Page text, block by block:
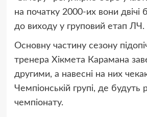
на початку 2000-их вони двічі
до виходу у груповий етап ЛЧ.
Основну частину сезону
тренера Хікмета Карамана
другими, а навесні на них
Чемпіонській групі, де будуть
чемпіонату.